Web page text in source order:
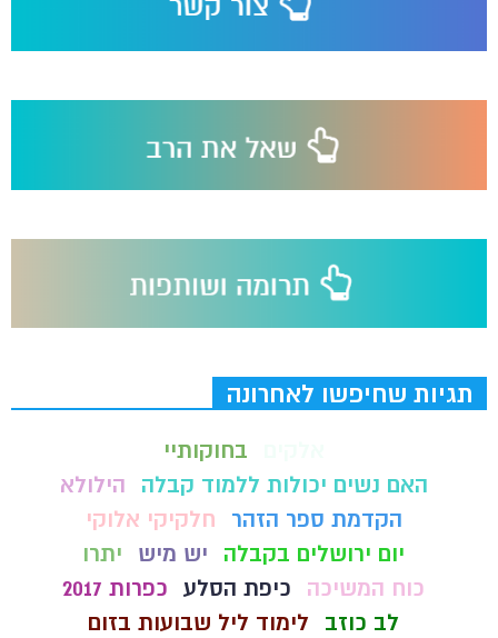
תגיות שחיפשו לאחרונה
בחוקותיי
האם נשים יכולות ללמוד קבלה
הילולא
הקדמת ספר הזהר
חלקיקי אלוקי
יום ירושלים בקבלה
יש מיש
יתרו
כוח המשיכה
כיפת הסלע כפרות 2017
לב כוזב לימוד ליל שבועות בזום